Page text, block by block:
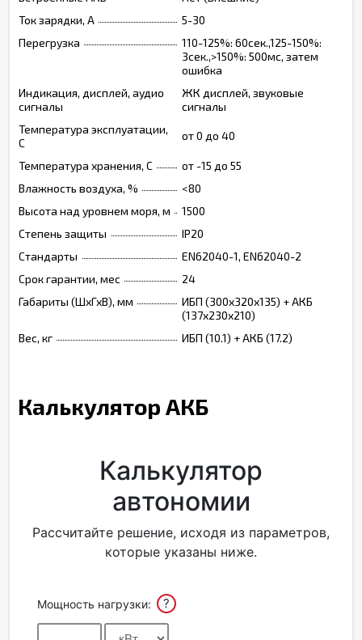
Ток зарядки, А
5-30
Перегрузка
110-125%: 60сек.,125-150%:
3сек.,>150%: 500мс, затем
ошибка
Индикация, дисплей, аудио
сигналы
ЖК дисплей, звуковые
сигналы
Температура эксплуатации,
C
от 0 до 40
Температура хранения, C
от -15 до 55
Влажность воздуха, %
<80
Высота над уровнем моря, м
1500
Степень защиты
IP20
Стандарты
EN62040-1, EN62040-2
Срок гарантии, мес
24
Габариты (ШхГхВ), мм
ИБП (300х320х135) + АКБ
(137х230х210)
Вес, кг
ИБП (10.1) + АКБ (17.2)
Калькулятор АКБ
Калькулятор
автономии
Рассчитайте решение, исходя из параметров,
которые указаны ниже.
Мощность нагрузки: ?